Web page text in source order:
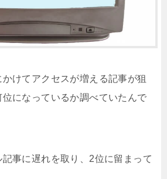
けてアクセスが増える記事が狙
になっているか調べていたんで
事に遅れを取り、2位に留まって